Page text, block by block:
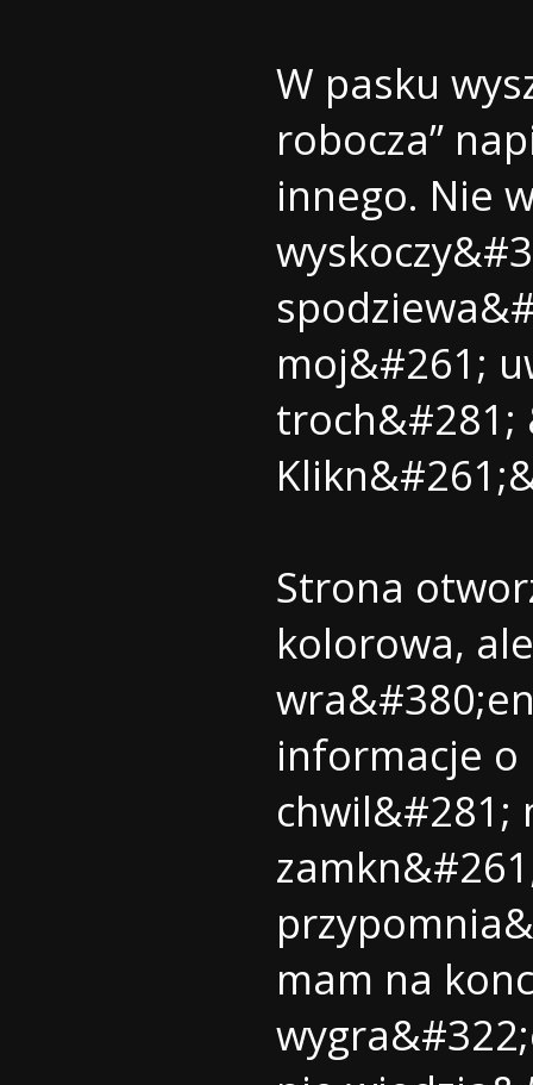
W pasku
robocza”
innego. Nie
moj&#261;
troch&#281;
Strona
kolorowa,
informacje o
chwil&#281;
mam na